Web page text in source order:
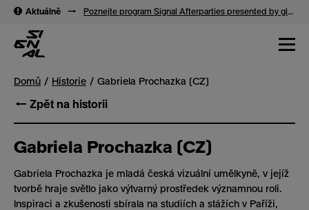
Aktuálně → Poznejte program Signal Afterparties presented by glo™
Domů Historie Gabriela Prochazka (CZ)
← Zpět na historii
Gabriela Prochazka (CZ)
Gabriela Prochazka je mladá česká vizuální umělkyně, v jejíž
tvorbě hraje světlo jako výtvarný prostředek významnou roli.
Inspiraci a zkušenosti sbírala na studiích a stážích v Paříži,